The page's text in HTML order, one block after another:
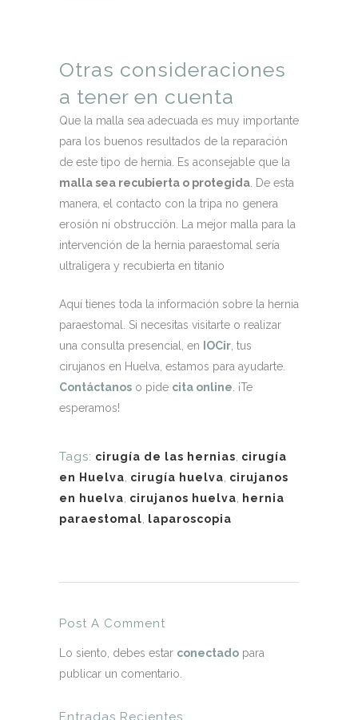
Otras consideraciones
a tener en cuenta
Que la malla sea adecuada es muy importante
para los buenos resultados de la reparación
de este tipo de hernia. Es aconsejable que la
malla sea recubierta o protegida. De esta
manera, el contacto con la tripa no genera
erosión ni obstrucción. La mejor malla para la
intervención de la hernia paraestomal sería
ultraligera y recubierta en titanio
Aquí tienes toda la información sobre la hernia
paraestomal. Si necesitas visitarte o realizar
una consulta presencial, en
IOCir, tus
cirujanos en Huelva, estamos para ayudarte.
Contáctanos o pide cita online. ¡Te
esperamos!
Tags: cirugía de las hernias, cirugía
en Huelva, cirugía huelva, cirujanos
en huelva, cirujanos huelva, hernia
paraestomal, laparoscopia
Post A Comment
Lo siento, debes estar conectado para
publicar un comentario.